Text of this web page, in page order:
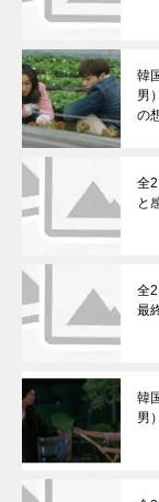
韓
男
の
全
と
全
最
韓
男